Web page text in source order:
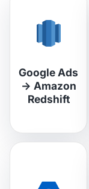
Google Ads
→ Amazon
Redshift